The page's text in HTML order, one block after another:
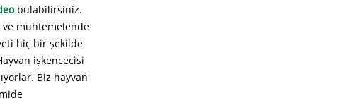
bulabilirsiniz.
ve muhtemelende
hiç bir șekilde
ișkencecisi
Biz hayvan